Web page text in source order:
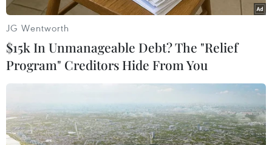
Ảnh minh họa. (Nguồn: TTXVN)
JG Wentworth
$15k In Unmanageable Debt? The "Relief
Program" Creditors Hide From You